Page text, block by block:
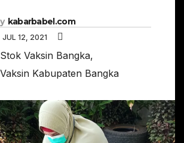
kabarbabel.com
JUL 12, 2021
Vaksin Bangka,
Kabupaten Bangka